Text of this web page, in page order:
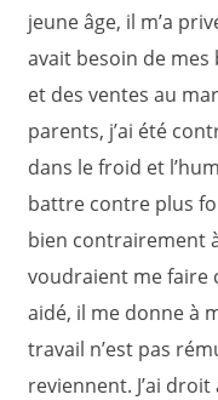
jeune âge, il m’a
avait besoin de
et des ventes au
parents, j’ai été
dans le froid et
battre contre plus
bien contrairement
voudraient me faire
aidé, il me donne à
travail n’est pas
reviennent. J’ai